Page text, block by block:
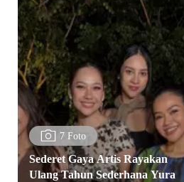
7 Foto
Sederet Gaya Artis Rayakan
Ulang Tahun Sederhana Yura